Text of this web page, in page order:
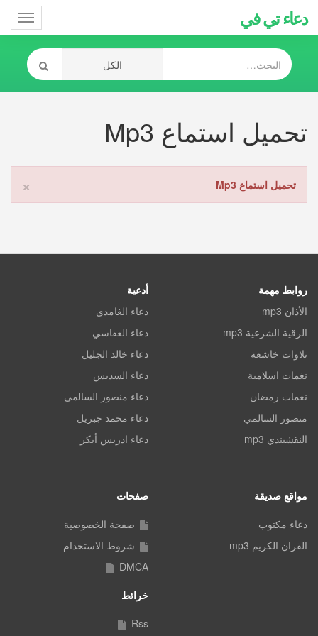
دعاء تي في
تحميل استماع Mp3
× تحميل استماع Mp3
روابط مهمة
الأذان mp3
الرقية الشرعية mp3
تلاوات خاشعة
نغمات اسلامية
نغمات رمضان
منصور السالمي
النقشبندي mp3
أدعية
دعاء الغامدي
دعاء العفاسي
دعاء خالد الجليل
دعاء السديس
دعاء منصور السالمي
دعاء محمد جبريل
دعاء ادريس أبكر
مواقع صديقة
دعاء مكتوب
القران الكريم mp3
صفحات
صفحة الخصوصية
شروط الاستخدام
DMCA
خرائط
Rss